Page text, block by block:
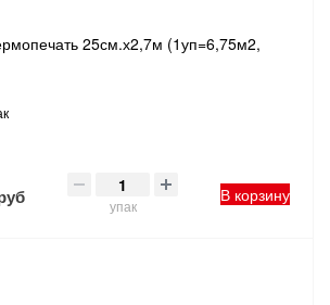
25см.х2,7м (1уп=6,75м2,
упак
В корзину